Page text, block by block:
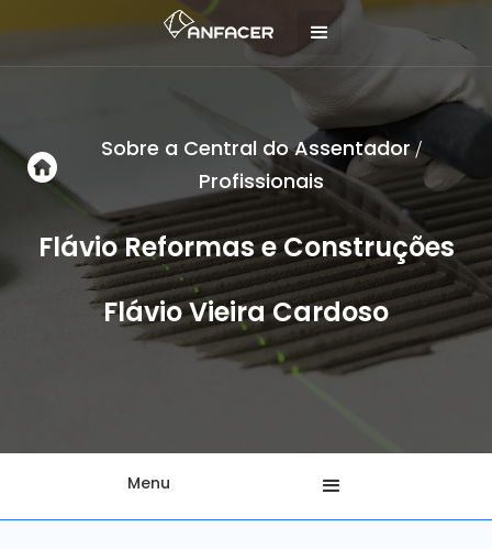
Sobre a Central do Assentador/
Profissionais
Flávio Reformas e Construções
Flávio Vieira Cardoso
Menu